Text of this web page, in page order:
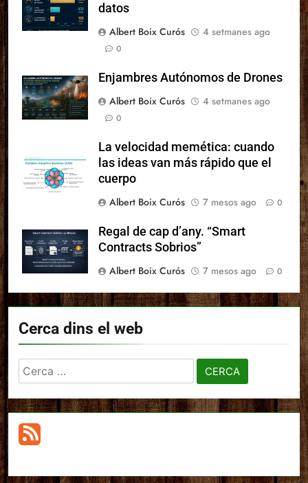
datos
Albert Boix Curós
4 setmanes ago
0
Enjambres Autónomos de Drones
Albert Boix Curós
4 setmanes ago
0
La velocidad memética: cuando
las ideas van más rápido que el
cuerpo
Albert Boix Curós
7 mesos ago 0
Regal de cap d’any. “Smart
Contracts Sobrios”
Albert Boix Curós
7 mesos ago 0
Cerca dins el web
Cerca: